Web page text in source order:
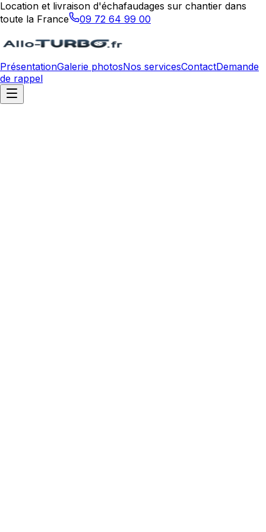
Location et livraison d'échafaudages sur chantier dans
toute la France
09 72 64 99 00
PrésentationGalerie photosNos servicesContactDemande
de rappel